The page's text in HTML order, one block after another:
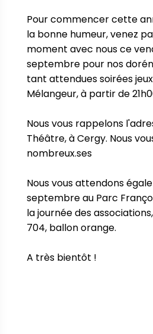
Pour commencer cette
la bonne humeur, venez
moment avec nous ce
septembre pour nos
tant attendues soirées
Mélangeur, à partir de
Nous vous rappelons
Théâtre, à Cergy. Nous
nombreux.ses
Nous vous attendons
septembre au Parc
la journée des
704, ballon orange.
A très bientôt !